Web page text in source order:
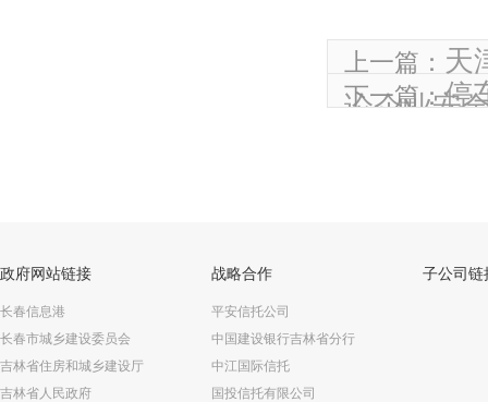
上一篇： 天
论企业安
下一篇：停
政府网站链接
长春信息港
长春市城乡建设委员会
吉林省住房和城乡建设厅
吉林省人民政府
战略合作
平安信托公司
中国建设银行吉林省分行
中江国际信托
国投信托有限公司
子公司链